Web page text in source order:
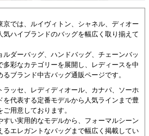
京では、ルイヴィトン、シャネル、ディオー
気ハイブランドのバッグを幅広く取り揃えて
ルダーバッグ、ハンドバッグ、チェーンバッ
多彩なカテゴリーを展開し、レディースを中
ブランド中古バッグ通販ページです。
ラッセ、レディディオール、カナパ、ソーホ
を代表する定番モデルから人気ラインまで豊
用意しております。
すい実用的なモデルから、フォーマルシーン
るエレガントなバッグまで幅広く掲載してい